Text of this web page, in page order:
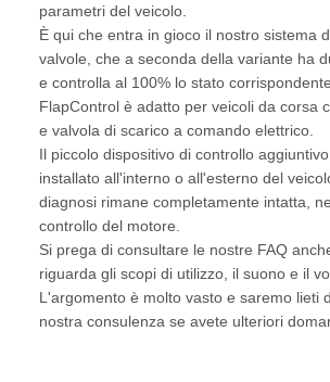
parametri del veicolo.
È qui che entra in gioco il nostro sistema
valvole, che a seconda della variante ha
e controlla al 100% lo stato corrispondente.
FlapControl è adatto per veicoli da corsa
e valvola di scarico a comando elettrico.
Il piccolo dispositivo di controllo
installato all'interno o all'esterno del
diagnosi rimane completamente intatta,
controllo del motore.
Si prega di consultare le nostre FAQ
riguarda gli scopi di utilizzo, il suono e il
L'argomento è molto vasto e saremo lieti
nostra consulenza se avete ulteriori